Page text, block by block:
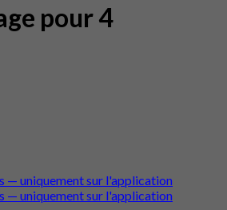
pour 4
— uniquement sur l'application
— uniquement sur l'application